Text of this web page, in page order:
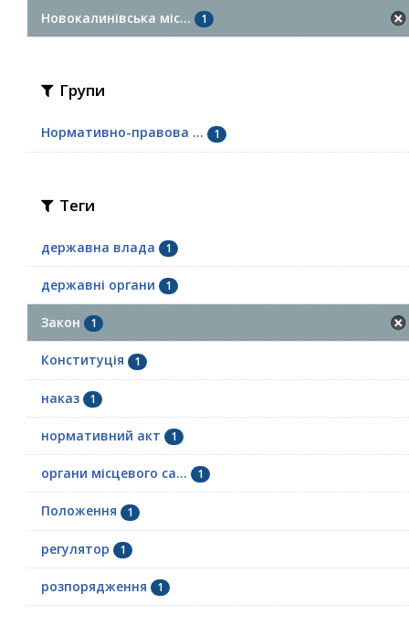
Новокалинівська міс... 1
Групи
Нормативно-правова ... 1
Теги
державна влада 1
державні органи 1
Закон 1
Конституція 1
наказ 1
нормативний акт 1
органи місцевого са... 1
Положення 1
регулятор 1
розпорядження 1